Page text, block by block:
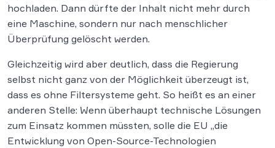
hochladen. Dann dürfte der Inhalt nicht mehr durch
eine Maschine, sondern nur nach menschlicher
Überprüfung gelöscht werden.
Gleichzeitig wird aber deutlich, dass die Regierung
selbst nicht ganz von der Möglichkeit überzeugt ist,
dass es ohne Filtersysteme geht. So heißt es an einer
anderen Stelle: Wenn überhaupt technische Lösungen
zum Einsatz kommen müssten, solle die EU „die
Entwicklung von Open-Source-Technologien